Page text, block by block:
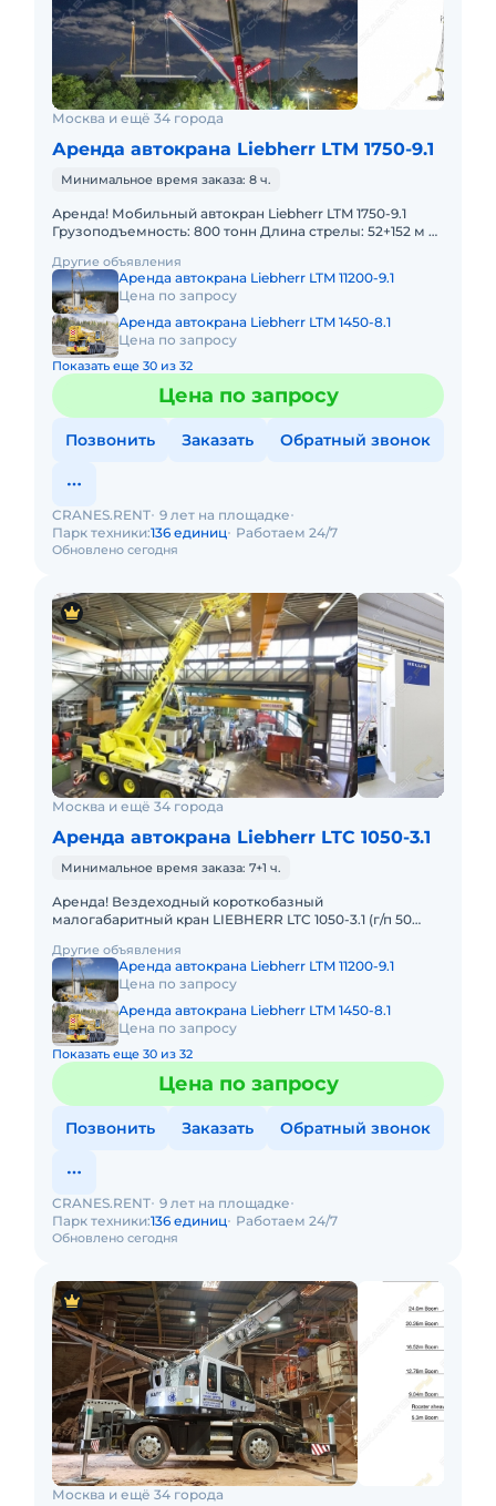
Москва и ещё 34 города
Аренда автокрана Liebherr LTM 1750-9.1
Минимальное время заказа: 8 ч.
Аренда! Мобильный автокран Liebherr LTM 1750-9.1
Грузоподъемность: 800 тонн Длина стрелы: 52+152 м В
Свидетельство о ре
Другие объявления
Аренда автокрана Liebherr LTM 11200-9.1
Цена по запросу
Аренда автокрана Liebherr LTM 1450-8.1
Цена по запросу
Показать еще 30 из 32
Цена по запросу
Позвонить Заказать Обратный звонок
Обновлено сегодня
CRANES.RENT 9 лет на площадке
Парк техники:136 единиц Работаем 24/7
Москва и ещё 34 города
Аренда автокрана Liebherr LTC 1050-3.1
Минимальное время заказа: 7+1 ч.
Аренда! Вездеходный короткобазный
малогабаритный кран LIEBHERR LTC 1050-3.1 (г/п 50
маневренностью и проходимостью по бе
Другие объявления
Аренда автокрана Liebherr LTM 11200-9.1
Цена по запросу
Аренда автокрана Liebherr LTM 1450-8.1
Цена по запросу
Показать еще 30 из 32
Цена по запросу
Позвонить Заказать Обратный звонок
Обновлено сегодня
CRANES.RENT 9 лет на площадке
Парк техники:136 единиц Работаем 24/7
Москва и ещё 34 города